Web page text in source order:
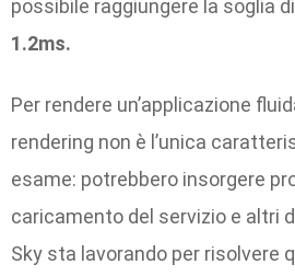
possibile raggiungere la soglia
1.2ms.
Per rendere un’applicazione
rendering non è l’unica
esame: potrebbero insorgere
caricamento del servizio e altri
Sky sta lavorando per risolvere